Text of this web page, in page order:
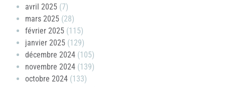
avril 2025 (7)
mars 2025 (28)
février 2025 (115)
janvier 2025 (129)
décembre 2024 (105)
novembre 2024 (139)
octobre 2024 (133)